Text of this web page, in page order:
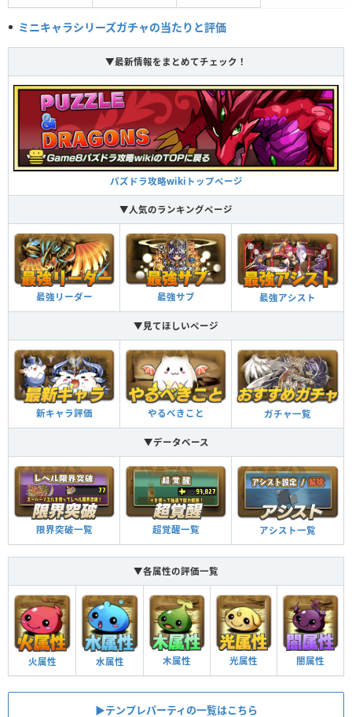
ミニキャラシリーズガチャの当たりと評価
▼最新情報をまとめてチェック！
パズドラ攻略wikiトップページ
▼人気のランキングページ
最強リーダー 最強サブ 最強アシスト
▼見てほしいページ
新キャラ評価 やるべきこと ガチャ一覧
▼データベース
限界突破一覧 超覚醒一覧 アシスト一覧
▼各属性の評価一覧
火属性 水属性 木属性 光属性 闇属性
▶︎テンプレパーティの一覧はこちら